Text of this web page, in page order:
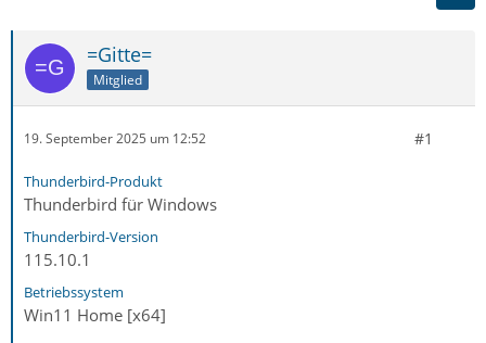
=Gitte=
Mitglied
19. September 2025 um 12:52 #1
Thunderbird-Produkt
Thunderbird für Windows
Thunderbird-Version
115.10.1
Betriebssystem
Win11 Home [x64]